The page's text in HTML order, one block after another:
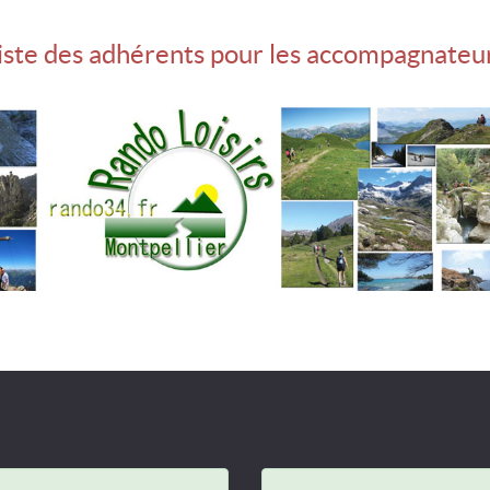
des adhérents pour les